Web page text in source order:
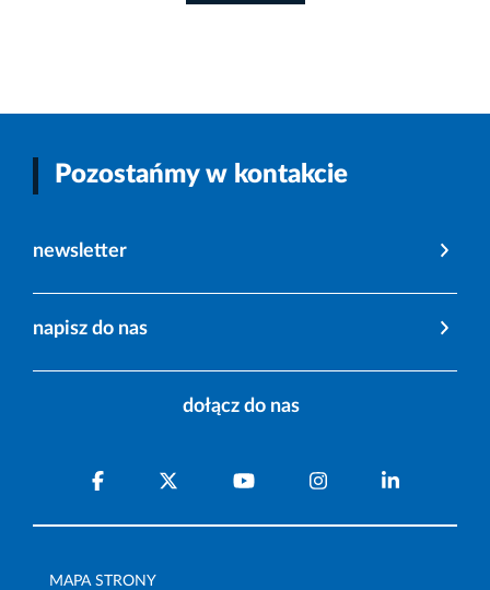
Pozostańmy w kontakcie
newsletter
napisz do nas
dołącz do nas
MAPA STRONY